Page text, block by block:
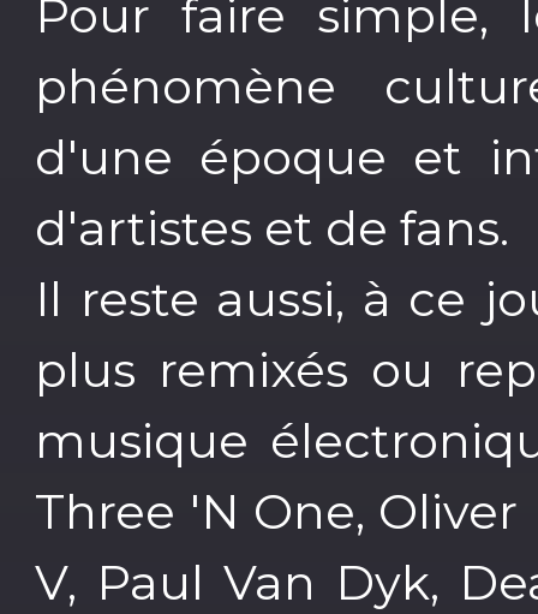
Pour faire
phénomène
d'une époque et
d'artistes et de fans.
Il reste aussi, à ce
plus remixés ou
musique
Three 'N One,
V, Paul Van Dyk,